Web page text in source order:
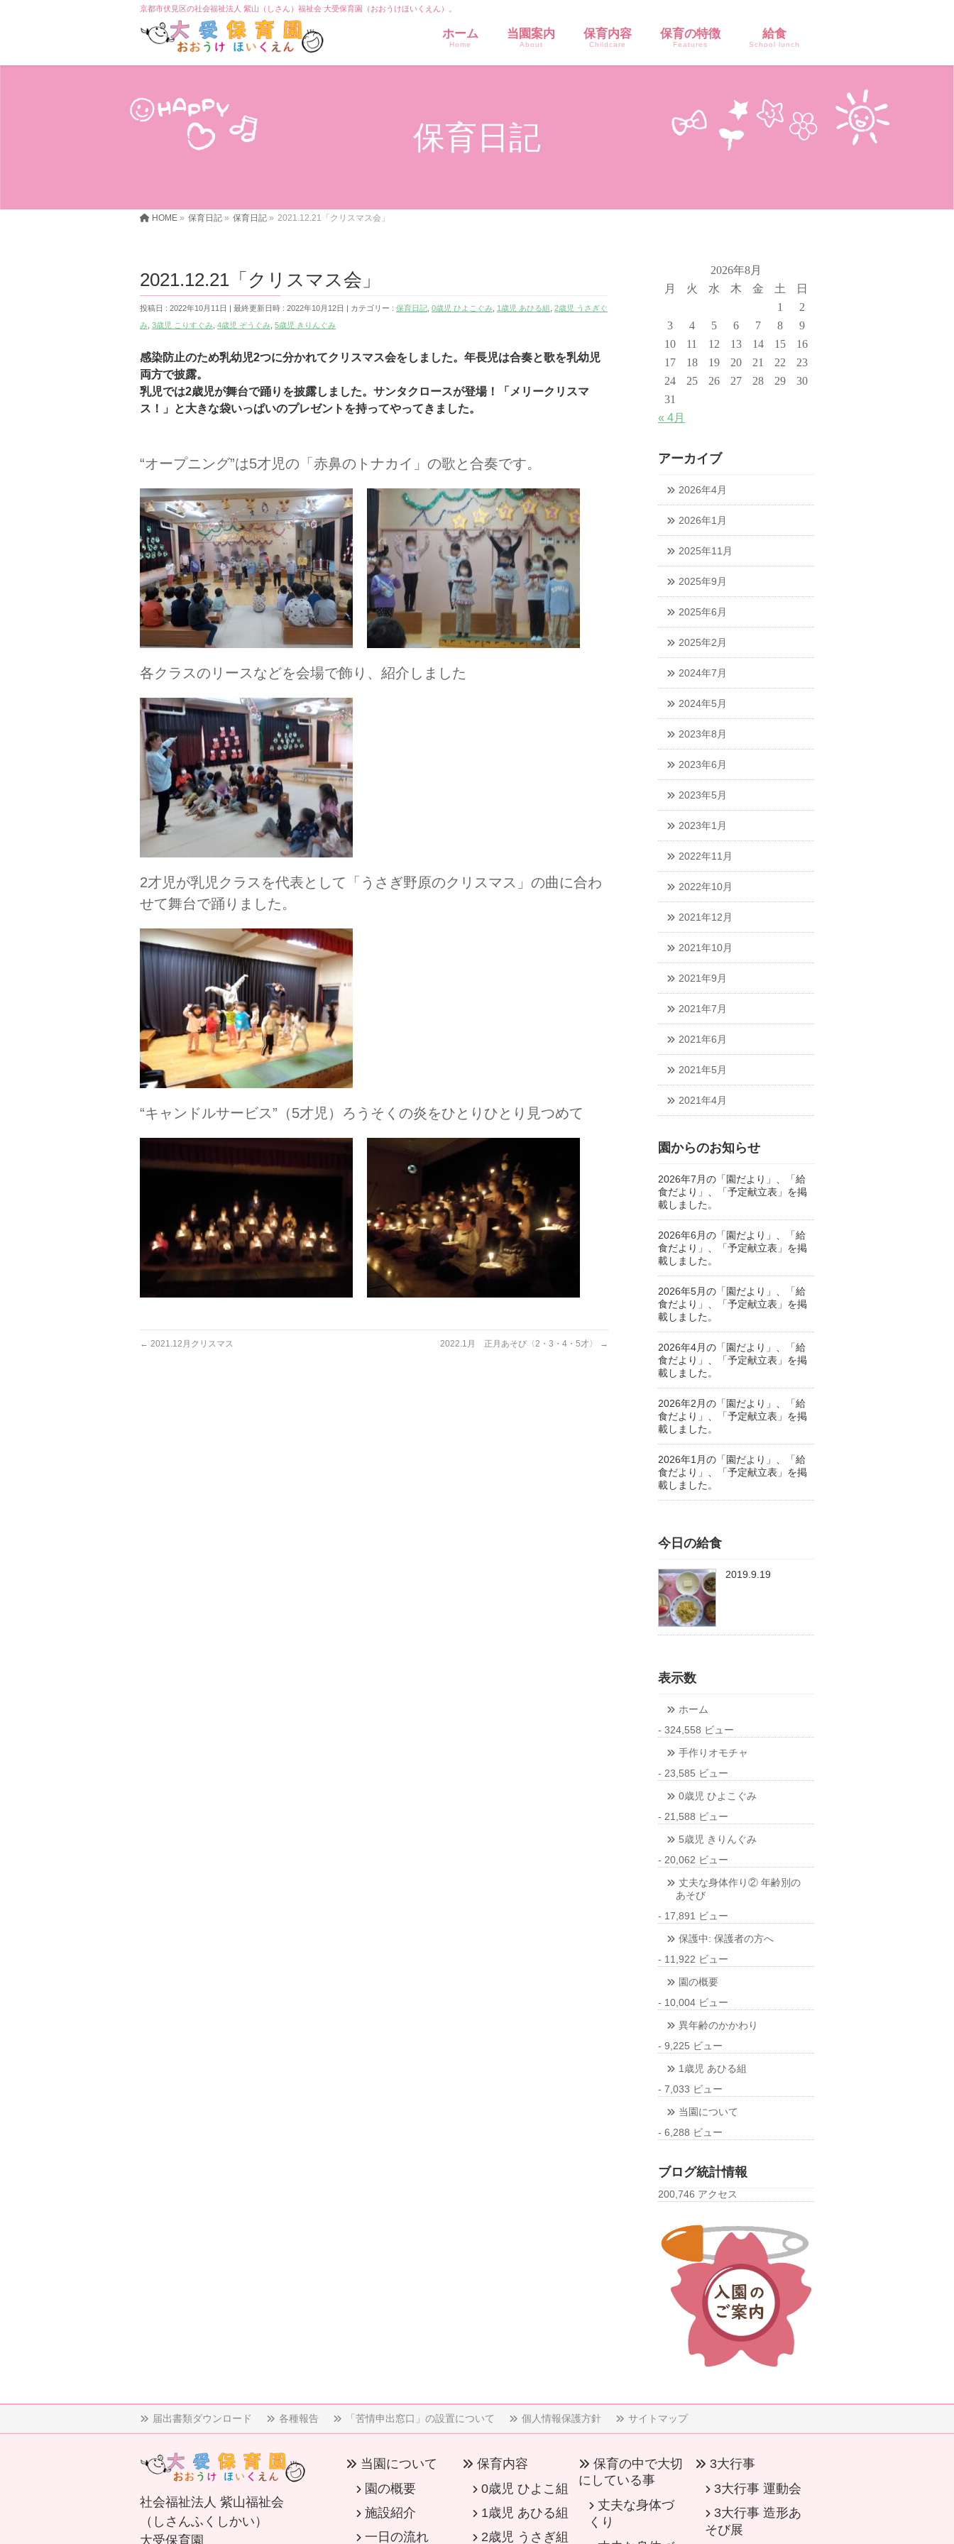
京都市伏見区の社会福祉法人 紫山（しさん）福祉会 大受保育園（おおうけほいくえん）。
ホーム
Home
当園案内
About
保育内容
Childcare
保育の特徴
Features
給食
School lunch
保育日記
HOME » 保育日記 » 保育日記 » 2021.12.21「クリスマス会」
2021.12.21「クリスマス会」
投稿日 : 2022年10月11日 最終更新日時 : 2022年10月12日 カテゴリー : 保育日記 0歳児 ひよこぐみ 1歳児 あひる組 2歳児 うさぎぐ
み 3歳児 こりすぐみ 4歳児 ぞうぐみ 5歳児 きりんぐみ
感染防止のため乳幼児2つに分かれてクリスマス会をしました。年長児は合奏と歌を乳幼児
両方で披露。
乳児では2歳児が舞台で踊りを披露しました。サンタクロースが登場！「メリークリスマ
ス！」と大きな袋いっぱいのプレゼントを持ってやってきました。
“オープニング”は5才児の「赤鼻のトナカイ」の歌と合奏です。
各クラスのリースなどを会場で飾り、紹介しました
2才児が乳児クラスを代表として「うさぎ野原のクリスマス」の曲に合わ
せて舞台で踊りました。
“キャンドルサービス”（5才児）ろうそくの炎をひとりひとり見つめて
← 2021.12月クリスマス 2022.1月 正月あそび〈2・3・4・5才〉 →
2026年8月
月
火 水 木 金 土
日
1
2
3
4 5 6 7 8
9
10
11 12 13 14 15
16
17
18 19 20 21 22
23
24
25 26 27 28 29
30
31
« 4月
アーカイブ
2026年4月
2026年1月
2025年11月
2025年9月
2025年6月
2025年2月
2024年7月
2024年5月
2023年8月
2023年6月
2023年5月
2023年1月
2022年11月
2022年10月
2021年12月
2021年10月
2021年9月
2021年7月
2021年6月
2021年5月
2021年4月
園からのお知らせ
2026年7月の「園だより」、「給
食だより」、「予定献立表」を掲
載しました。
2026年6月の「園だより」、「給
食だより」、「予定献立表」を掲
載しました。
2026年5月の「園だより」、「給
食だより」、「予定献立表」を掲
載しました。
2026年4月の「園だより」、「給
食だより」、「予定献立表」を掲
載しました。
2026年2月の「園だより」、「給
食だより」、「予定献立表」を掲
載しました。
2026年1月の「園だより」、「給
食だより」、「予定献立表」を掲
載しました。
今日の給食
2019.9.19
表示数
ホーム
- 324,558 ビュー
手作りオモチャ
- 23,585 ビュー
0歳児 ひよこぐみ
- 21,588 ビュー
5歳児 きりんぐみ
- 20,062 ビュー
丈夫な身体作り② 年齢別の
あそび
- 17,891 ビュー
保護中: 保護者の方へ
- 11,922 ビュー
園の概要
- 10,004 ビュー
異年齢のかかわり
- 9,225 ビュー
1歳児 あひる組
- 7,033 ビュー
当園について
- 6,288 ビュー
ブログ統計情報
200,746 アクセス
届出書類ダウンロード 各種報告 「苦情申出窓口」の設置について 個人情報保護方針 サイトマップ
社会福祉法人 紫山福祉会
（しさんふくしかい）
大受保育園
当園について
園の概要
施設紹介
一日の流れ
保育内容
0歳児 ひよこ組
1歳児 あひる組
2歳児 うさぎ組
保育の中で大切
にしている事
丈夫な身体づ
くり
3大行事
3大行事 運動会
3大行事 造形あ
そび展